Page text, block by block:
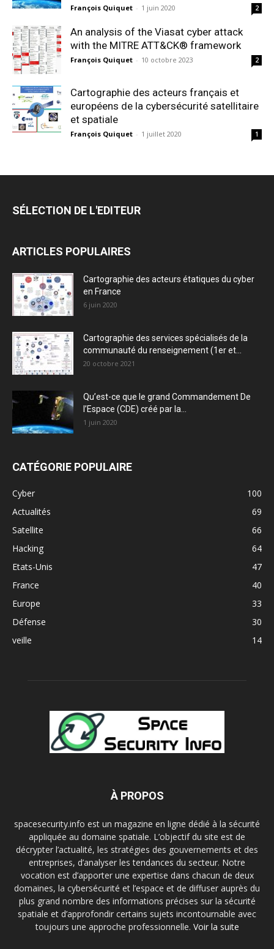
François Quiquet - 1 juin 2020 2
An analysis of the Viasat cyber attack
with the MITRE ATT&CK® framework
François Quiquet - 10 octobre 2023 2
Cartographie des acteurs français et
européens de la cybersécurité satellitaire
et spatiale
François Quiquet - 1 juillet 2020 1
SÉLECTION DE L'EDITEUR
ARTICLES POPULAIRES
Cartographie des acteurs étatiques du cyber
en France
6 juin 2020
Cartographie des services spécialisés de la
communauté du renseignement (1er et...
20 octobre 2021
Qu’est-ce que le grand Commandement De
l’Espace (CDE) créé par la...
1 juin 2020
CATÉGORIE POPULAIRE
Cyber
100
Actualités
69
Satellite
66
Hacking
64
Etats-Unis
47
France
40
Europe
33
Défense
30
veille
14
À PROPOS
spacesecurity.info est un magazine en ligne dédié à la sécurité
appliquée au domaine spatiale. L’objectif du site est de
décrypter l’actualité, les stratégies des gouvernements et des
entreprises, d’analyser les tendances du secteur. Notre
vocation est d’apporter une expertise dans chacun de deux
domaines, la cybersécurité et l’espace et de diffuser auprès du
plus grand nombre des informations précises sur la sécurité
spatiale et d’approfondir certains sujets incontournable avec
toujours une approche professionnelle. Voir la suite